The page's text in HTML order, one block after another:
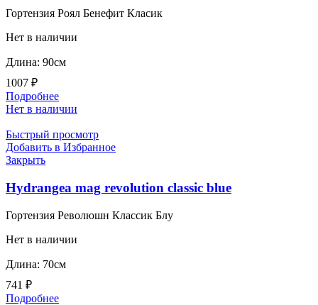
Гортензия Роял Бенефит Класик
Нет в наличии
Длина: 90см
1007 ₽
Подробнее
Нет в наличии
Быстрый просмотр
Добавить в Избранное
Закрыть
Hydrangea mag revolution classic blue
Гортензия Революшн Классик Блу
Нет в наличии
Длина: 70см
741 ₽
Подробнее